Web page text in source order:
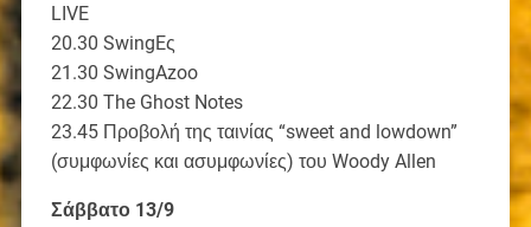
LIVE
20.30 SwingEς
21.30 SwingAzoo
22.30 The Ghost Notes
23.45 Προβολή της ταινίας “sweet and lowdown”
(συμφωνίες και ασυμφωνίες) του Woody Allen
Σάββατο 13/9